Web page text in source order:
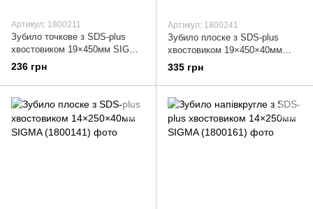
Артикул: 1800211
Зубило точкове з SDS-plus
хвостовиком 19×450мм SIGMA
(1800211)
236 грн
Артикул: 1800241
Зубило плоске з SDS-plus
хвостовиком 19×450×40мм
SIGMA (1800241)
335 грн